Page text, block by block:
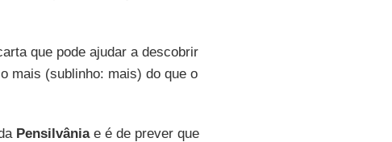
que pode ajudar a descobrir
mais (sublinho: mais) do que o
Pensilvâniae é de prever que